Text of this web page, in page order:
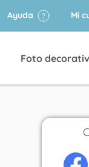
Ayuda Mi
Foto